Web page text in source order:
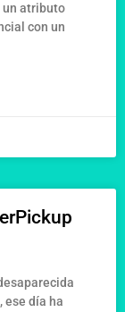
un atributo
con un
ese día ha